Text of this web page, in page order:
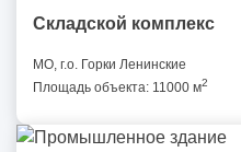
Складской комплекс
МО, г.о. Горки Ленинские
Площадь объекта: 11000 м2